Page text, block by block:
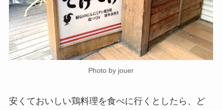
Photo by jouer
安くておいしい鶏料理を食べに行くとしたら、ど